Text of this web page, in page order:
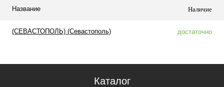
Название Наличие
(СЕВАСТОПОЛЬ) (Севастополь) достаточно
Каталог